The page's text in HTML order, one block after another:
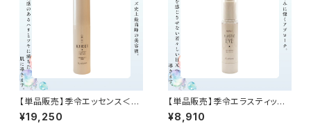
【単品販売】季令エッセンス＜高
純度エラスチン 美容液＞
¥19,250
【単品販売】季令エラスティック
アイ＜高純度エラスチン アイク
リーム＞
¥8,910